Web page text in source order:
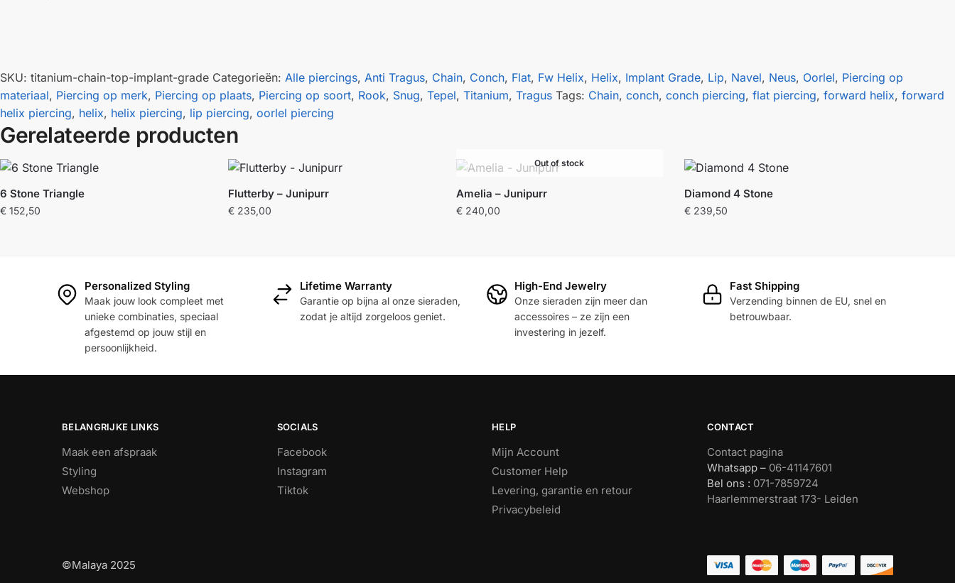
SKU: titanium-chain-top-implant-grade Categorieën: Alle piercings, Anti Tragus, Chain, Conch, Flat, Fw Helix, Helix, Implant Grade, Lip, Navel, Neus, Oorlel, Piercing op
materiaal, Piercing op merk, Piercing op plaats, Piercing op soort, Rook, Snug, Tepel, Titanium, Tragus Tags: Chain, conch, conch piercing, flat piercing, forward helix, forward
helix piercing, helix, helix piercing, lip piercing, oorlel piercing
Gerelateerde producten
6 Stone Triangle
€ 152,50
Flutterby – Junipurr
€235,00
Out of stock
Amelia – Junipurr
€240,00
meerdere
variaties.
gekozen
productpagina
Diamond 4 Stone
€239,50
Personalized Styling
Maak jouw look compleet met
unieke combinaties, speciaal
afgestemd op jouw stijl en
persoonlijkheid.
Lifetime Warranty
Garantie op bijna al onze sieraden,
zodat je altijd zorgeloos geniet.
High-End Jewelry
Onze sieraden zijn meer dan
accessoires – ze zijn een
investering in jezelf.
Fast Shipping
Verzending binnen de EU, snel en
betrouwbaar.
BELANGRIJKE LINKS
Maak een afspraak
Styling
Webshop
SOCIALS
Facebook
Instagram
Tiktok
HELP
Mijn Account
Customer Help
Levering, garantie en retour
Privacybeleid
CONTACT
Contact pagina
Whatsapp – 06-41147601
Bel ons : 071-7859724
Haarlemmerstraat 173- Leiden
©Malaya 2025